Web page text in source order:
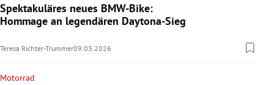
Spektakuläres neues BMW-Bike:
Hommage an legendären Daytona-Sieg
Teresa Richter-Trummer09.03.2026
Motorrad